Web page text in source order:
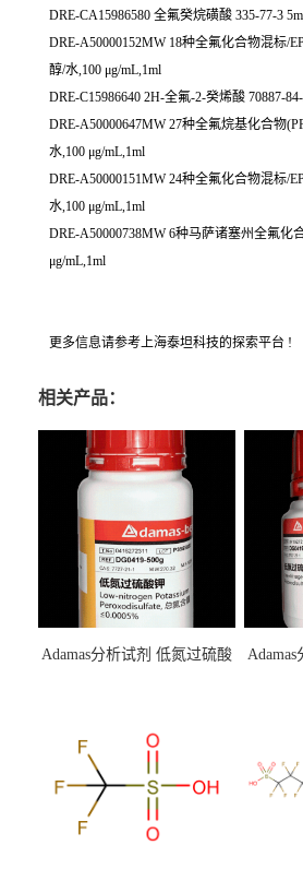
DRE-CA15986580 全氟癸烷磺酸 335-77-3
DRE-A50000152MW 18种全氟化合物混标/
醇/水,100 μg/mL,1ml
DRE-C15986640 2H-全氟-2-癸烯酸 70887-
DRE-A50000647MW 27种全氟烷基化合物
水,100 μg/mL,1ml
DRE-A50000151MW 24种全氟化合物混标/
水,100 μg/mL,1ml
DRE-A50000738MW 6种马萨诸塞州全氟化
μg/mL,1ml
更多信息请参考上海泰坦科技的探索平台 !
相关产品：
Adamas分析试剂 低氮过硫酸
（泰坦现货供应）